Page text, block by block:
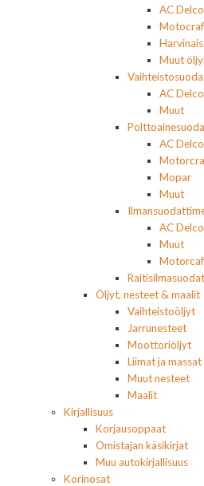
AC Delco
Muut
AC Delco
Muut
AC Delco
Mopar
Muut
AC Delco
Muut
Öljyt, nesteet & maalit
Vaihteistoöljyt
Jarrunesteet
Moottoriöljyt
Liimat ja massat
Muut nesteet
Maalit
Kirjallisuus
Korjausoppaat
Omistajan käsikirjat
Muu autokirjallisuus
Korinosat